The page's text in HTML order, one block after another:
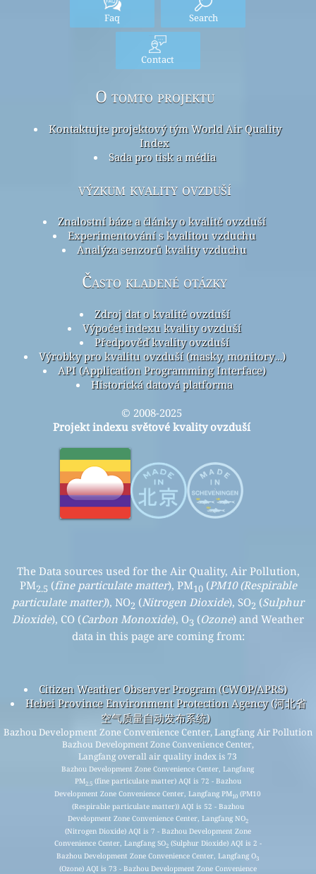
Faq Search
Contact
O tomto projektu
Kontaktujte projektový tým World Air Quality
Index
Sada pro tisk a média
výzkum kvality ovzduší
Znalostní báze a články o kvalitě ovzduší
Experimentování s kvalitou vzduchu
Analýza senzorů kvality vzduchu
Často kladené otázky
Zdroj dat o kvalitě ovzduší
Výpočet indexu kvality ovzduší
Předpověď kvality ovzduší
Výrobky pro kvalitu ovzduší (masky, monitory…)
API (Application Programming Interface)
Historická datová platforma
© 2008-2025
Projekt indexu světové kvality ovzduší
The Data sources used for the Air Quality, Air Pollution,
PM2.5 (fine particulate matter), PM10(PM10 (Respirable
particulate matter)), NO2 (Nitrogen Dioxide), SO2 (Sulphur
Dioxide), CO (Carbon Monoxide), O3 (Ozone) and Weather
data in this page are coming from:
Citizen Weather Observer Program (CWOP/APRS)
Hebei Province Environment Protection Agency (河北省
空气质量自动发布系统)
Bazhou Development Zone Convenience Center, Langfang Air Pollution
Bazhou Development Zone Convenience Center,
Langfang overall air quality index is 73
Bazhou Development Zone Convenience Center, Langfang
PM2.5(fine particulate matter) AQI is 72 - Bazhou
Development Zone Convenience Center, Langfang PM10 (PM10
(Respirable particulate matter)) AQI is 52 - Bazhou
Development Zone Convenience Center, Langfang NO2
(Nitrogen Dioxide) AQI is 7 - Bazhou Development Zone
Convenience Center, Langfang SO2(Sulphur Dioxide) AQI is 2 -
Bazhou Development Zone Convenience Center, Langfang O3
(Ozone) AQI is 73 - Bazhou Development Zone Convenience